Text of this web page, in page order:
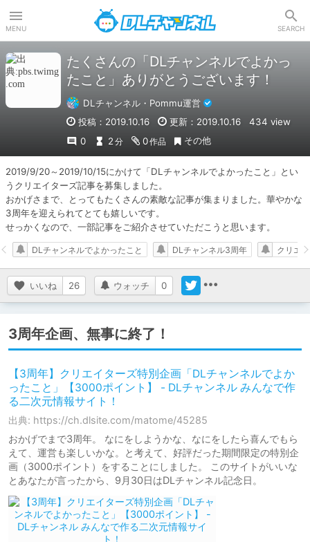
MENU SEARCH
たくさんの「DLチャンネルでよかっ
たこと」ありがとうございます！
DLチャンネル・Pommu運営
投稿：2019.10.16
更新：2019.10.16
434 view
0
2 分 0作品 その他
2019/9/20～2019/10/15にかけて「DLチャンネルでよかったこと」とい
うクリエイターズ記事を募集しました。
おかげさまで、とってもたくさんの素敵な記事が集まりました。華やかな
3周年を迎えられてとても嬉しいです。
せっかくなので、一部記事をご紹介させていただこうと思います。
いいね 26 ウォッチ 0
DLチャンネルでよかったこと DLチャンネル3周年 クリエ
3周年企画、無事に終了！
【3周年】クリエイターズ特別企画「DLチャンネルでよか
ったこと」【3000ポイント】 - DLチャンネル みんなで作
る二次元情報サイト！
出典: https://ch.dlsite.com/matome/45285
おかげでまで3周年。 なにをしようかな、なにをしたら喜んでもら
えて、運営も楽しいかな。と考えて、好評だった期間限定の特別企
画（3000ポイント）をすることにしました。 このサイトがいいな
とあなたが言ったから、9月30日はDLチャンネル記念日。